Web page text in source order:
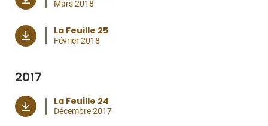
Mars 2018
La Feuille 25
Février 2018
2017
La Feuille 24
Décembre 2017